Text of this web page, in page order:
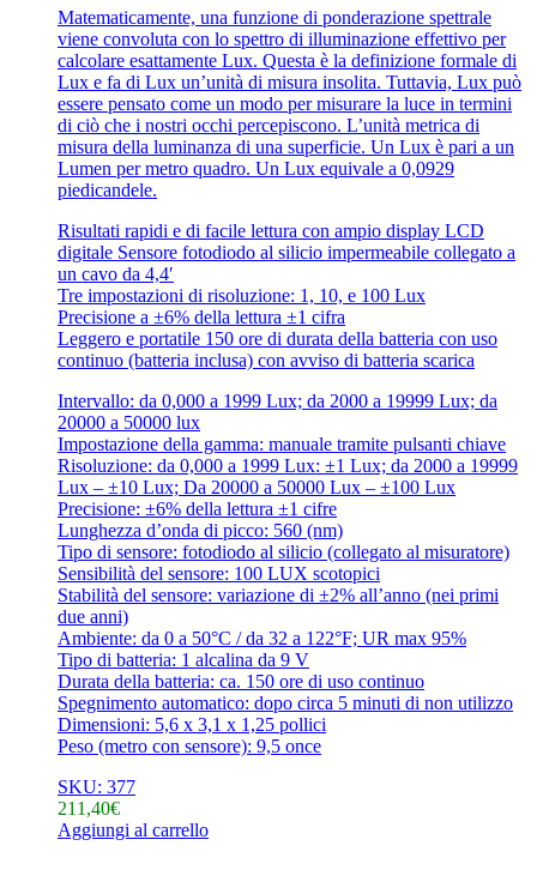
Matematicamente, una funzione di ponderazione spettrale
viene convoluta con lo spettro di illuminazione effettivo per
calcolare esattamente Lux. Questa è la definizione formale di
Lux e fa di Lux un’unità di misura insolita. Tuttavia, Lux può
essere pensato come un modo per misurare la luce in termini
di ciò che i nostri occhi percepiscono. L’unità metrica di
misura della luminanza di una superficie. Un Lux è pari a un
Lumen per metro quadro. Un Lux equivale a 0,0929
piedicandele.
Risultati rapidi e di facile lettura con ampio display LCD
digitale Sensore fotodiodo al silicio impermeabile collegato a
un cavo da 4,4′
Tre impostazioni di risoluzione: 1, 10, e 100 Lux
Precisione a ±6% della lettura ±1 cifra
Leggero e portatile 150 ore di durata della batteria con uso
continuo (batteria inclusa) con avviso di batteria scarica
Intervallo: da 0,000 a 1999 Lux; da 2000 a 19999 Lux; da
20000 a 50000 lux
Impostazione della gamma: manuale tramite pulsanti chiave
Risoluzione: da 0,000 a 1999 Lux: ±1 Lux; da 2000 a 19999
Lux – ±10 Lux; Da 20000 a 50000 Lux – ±100 Lux
Precisione: ±6% della lettura ±1 cifre
Lunghezza d’onda di picco: 560 (nm)
Tipo di sensore: fotodiodo al silicio (collegato al misuratore)
Sensibilità del sensore: 100 LUX scotopici
Stabilità del sensore: variazione di ±2% all’anno (nei primi
due anni)
Ambiente: da 0 a 50°C / da 32 a 122°F; UR max 95%
Tipo di batteria: 1 alcalina da 9 V
Durata della batteria: ca. 150 ore di uso continuo
Spegnimento automatico: dopo circa 5 minuti di non utilizzo
Dimensioni: 5,6 x 3,1 x 1,25 pollici
Peso (metro con sensore): 9,5 once
SKU: 377
211,40€
Aggiungi al carrello